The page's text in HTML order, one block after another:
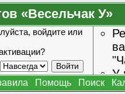
«Весельчак У»
войдите или
У
Помощь Поиск